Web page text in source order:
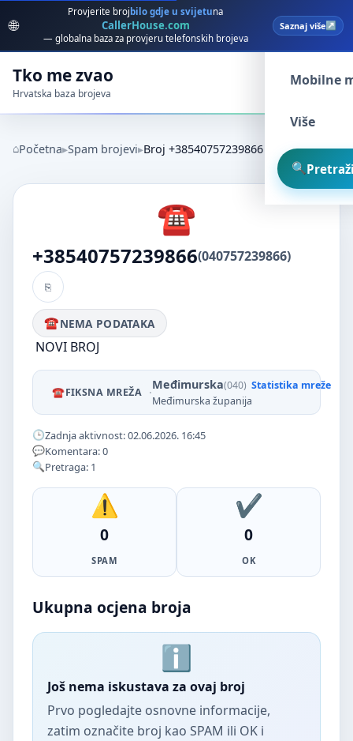
🌐
Provjerite broj bilo gdje u svijetuna
CallerHouse.com
— globalna baza za provjeru telefonskih brojeva
Saznaj više
Tko me zvao
Hrvatska baza brojeva
Spam
Mobilne
Više
Početna Spam brojevi Broj +38540757239866
+38540757239866(040757239866)
NEMA PODATAKA
NOVI BROJ
FIKSNA MREŽA ·Međimurska(040) Statistika mreže
Međimurska županija
Zadnja aktivnost: 02.06.2026. 16:45
Komentara: 0
Pretraga: 1
0
SPAM
0
OK
Ukupna ocjena broja
Još nema iskustava za ovaj broj
Prvo pogledajte osnovne informacije,
zatim označite broj kao SPAM ili OK i